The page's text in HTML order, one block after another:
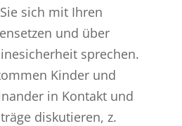
sich mit Ihren
und über
sprechen.
Kinder und
in Kontakt und
diskutieren, z.